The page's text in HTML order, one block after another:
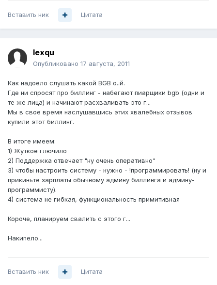
Вставить ник Цитата
lexqu
Опубликовано 17 августа, 2011
Как надоело слушать какой BGB о..й.
Где ни спросят про биллинг - набегают пиарщики bgb (одни и
те же лица) и начинают расхваливать это г...
Мы в свое время наслушавшись этих хвалебных отзывов
купили этот биллинг.
В итоге имеем:
1) Жуткое глючило
2) Поддержка отвечает "ну очень оперативно"
3) чтобы настроить систему - нужно - !программировать! (ну и
прикиньте зарплаты обычному админу биллинга и админу-
программисту).
4) система не гибкая, функциональность примитивная
Короче, планируем свалить с этого г...
Накипело...
Вставить ник Цитата